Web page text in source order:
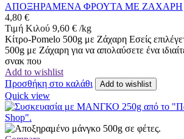
ΑΠΟΞΗΡΑΜΕΝΑ ΦΡΟΥΤΑ ΜΕ ΖΑΧΑΡΗ
4,80 €
Τιμή Κιλού 9,60 € /kg
Κίτρο-Pomelo 500g με Ζάχαρη Εσείς
500g με Ζάχαρη για να απολαύσετε ένα
σνακ που
Add to wishlist
Προσθήκη στο καλάθι
Add to wishlist
Quick view